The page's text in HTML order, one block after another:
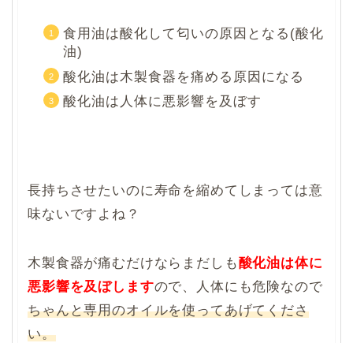
食用油は酸化して匂いの原因となる(酸化
油)
酸化油は木製食器を痛める原因になる
酸化油は人体に悪影響を及ぼす
長持ちさせたいのに寿命を縮めてしまっては意
味ないですよね？
木製食器が痛むだけならまだしも酸化油は体に
悪影響を及ぼしますので、人体にも危険なので
ちゃんと専用のオイルを使ってあげてくださ
い。